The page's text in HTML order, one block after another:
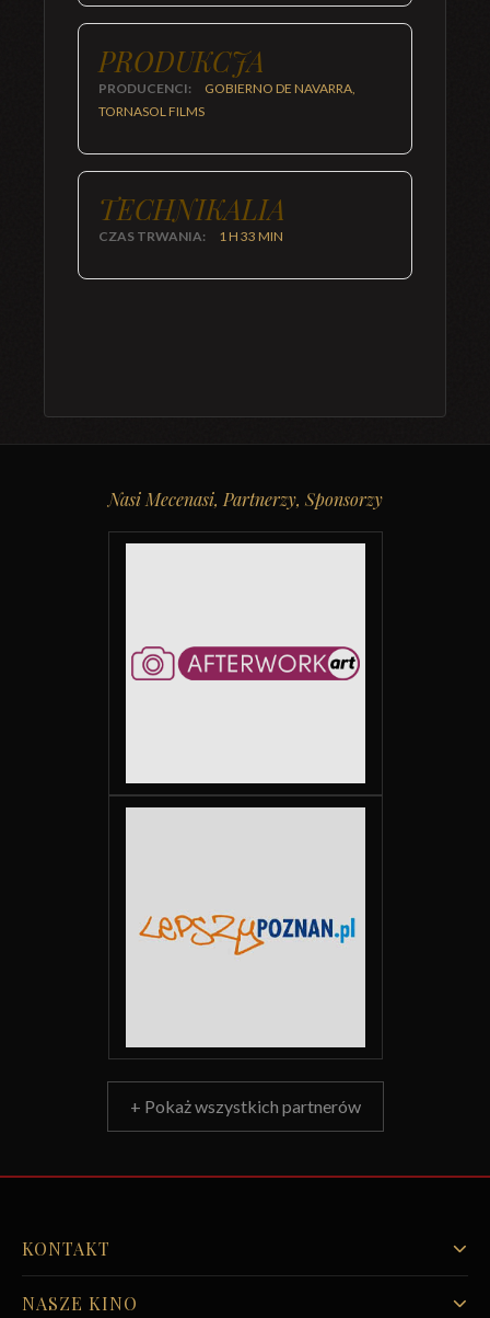
PRODUKCJA
PRODUCENCI:
GOBIERNO DE NAVARRA,
TORNASOL FILMS
TECHNIKALIA
CZAS TRWANIA: 1 H 33 MIN
Nasi Mecenasi, Partnerzy, Sponsorzy
+ Pokaż wszystkich partnerów
KONTAKT
NASZE KINO